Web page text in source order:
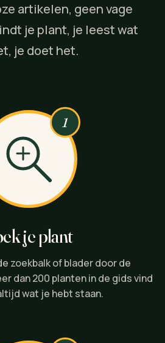
artikelen, geen vage
je plant, je leest wat
je doet het.
1
je plant
zoekbalk of blader door de
dan 200 planten in de gids vind
wat je hebt staan.